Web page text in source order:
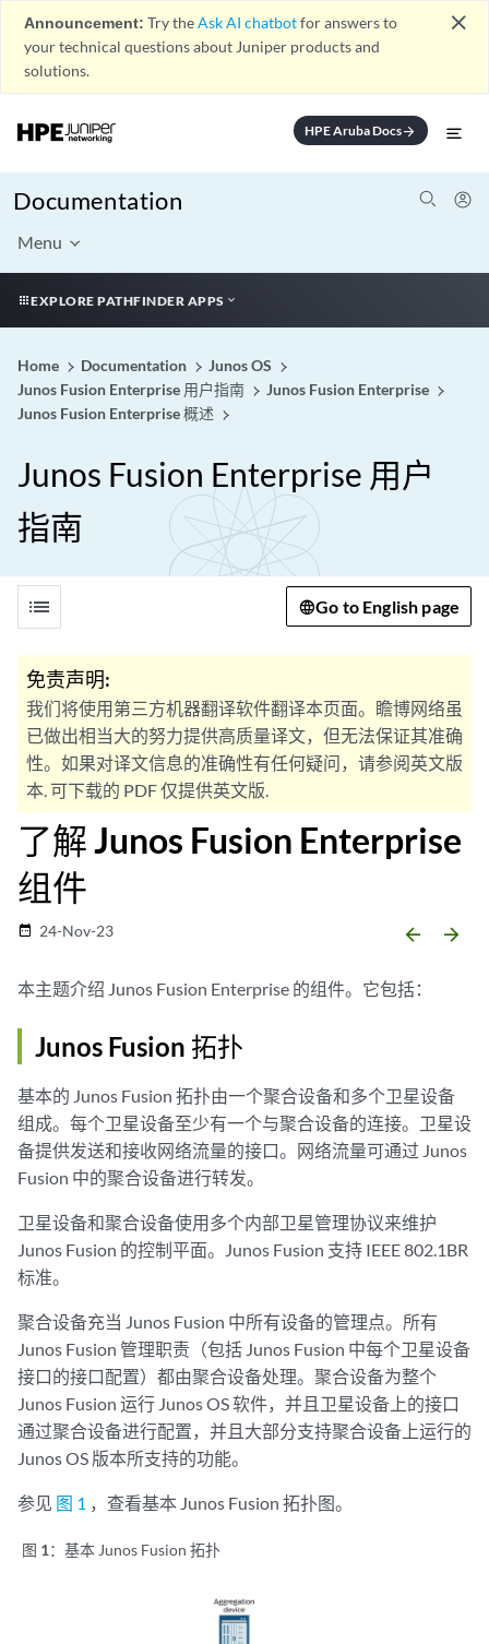
Announcement: Try theAsk AI chatbotfor answers to
your technical questions about Juniper products and
solutions.
close
HPE Aruba Docsarrow_forward
Documentation
Menu
EXPLORE PATHFINDER APPS
Home Documentation
Junos OS
Junos Fusion Enterprise 用户指南
Junos Fusion Enterprise
Junos Fusion Enterprise 概述
Junos Fusion Enterprise 用户
指南
list Go to English page
免责声明:
我们将使用第三方机器翻译软件翻译本页面。瞻博网络虽
已做出相当大的努力提供高质量译文，但无法保证其准确
性。如果对译文信息的准确性有任何疑问，请参阅英文版
本. 可下载的 PDF 仅提供英文版.
了解 Junos Fusion Enterprise
组件
date_range 24-Nov-23 arrow_backward arrow_forward
本主题介绍 Junos Fusion Enterprise 的组件。它包括：
Junos Fusion 拓扑
基本的 Junos Fusion 拓扑由一个聚合设备和多个卫星设备
组成。每个卫星设备至少有一个与聚合设备的连接。卫星设
备提供发送和接收网络流量的接口。网络流量可通过 Junos
Fusion 中的聚合设备进行转发。
卫星设备和聚合设备使用多个内部卫星管理协议来维护
Junos Fusion 的控制平面。Junos Fusion 支持 IEEE 802.1BR
标准。
聚合设备充当 Junos Fusion 中所有设备的管理点。所有
Junos Fusion 管理职责（包括 Junos Fusion 中每个卫星设备
接口的接口配置）都由聚合设备处理。聚合设备为整个
Junos Fusion 运行 Junos OS 软件，并且卫星设备上的接口
通过聚合设备进行配置，并且大部分支持聚合设备上运行的
Junos OS 版本所支持的功能。
参见 图 1 ，查看基本 Junos Fusion 拓扑图。
图 1： 基本 Junos Fusion 拓扑